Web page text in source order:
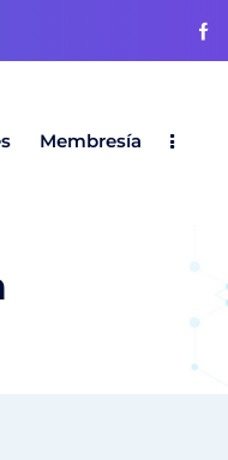
Membresía